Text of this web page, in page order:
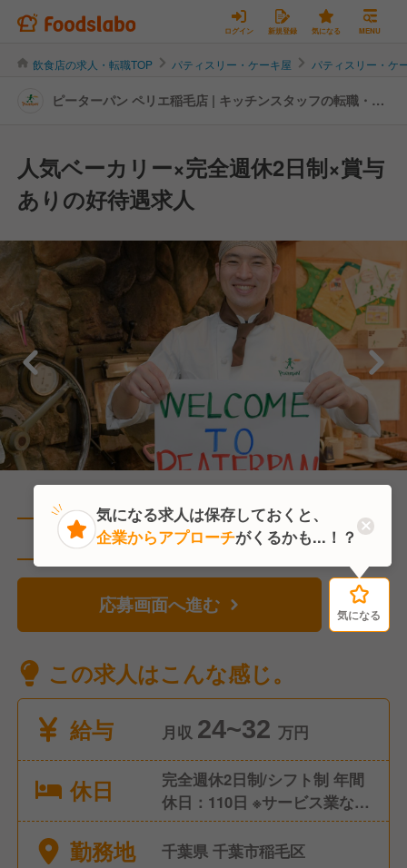
ログイン 新規登録 気になる MENU
飲食店の求人・転職TOP パティスリー・ケーキ屋 パティスリー・ケ
ピーターパン ペリエ稲毛店 | キッチンスタッフの転職・求
人気ベーカリー×完全週休2日制×賞与
ありの好待遇求人
直近3人がこの求人を検討中
応募画面へ進む 気になる
この求人はこんな感じ。
給与
月収 24~32 万円
休日
完全週休2日制/シフト制 年間
休日：110日 ※サービス業なの
で土日祝日勤務があります。
※有給休暇（入社半年より10
勤務地 千葉県 千葉市稲毛区
気になる
気になる求人は保存しておくと、
企業からアプローチがくるかも...！？